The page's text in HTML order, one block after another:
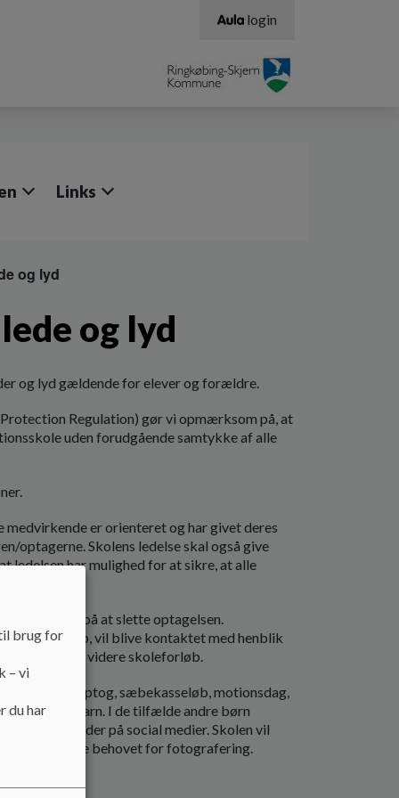
login
Links
og lyd
og lyd
og lyd gældende for elever og forældre.
Regulation) gør vi opmærksom på, at
uden forudgående samtykke af alle
medvirkende er orienteret og har givet deres
optagerne. Skolens ledelse skal også give
ledelsen har mulighed for at sikre, at alle
henblik på at slette optagelsen.
princip, vil blive kontaktet med henblik
om det videre skoleforløb.
f. eks. luciaoptog, sæbekasseløb, motionsdag,
af eget barn. I de tilfælde andre børn
disse billeder på social medier. Skolen vil
må begrænse behovet for fotografering.
brug for
– vi
du har